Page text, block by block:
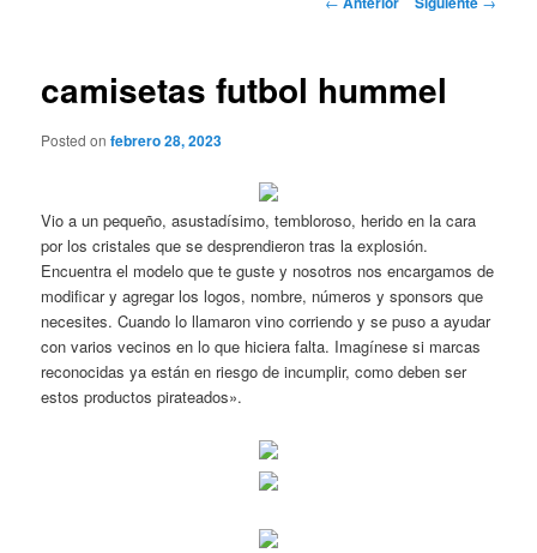
camisetas futbol hummel
Posted onfebrero 28, 2023
Vio a un pequeño, asustadísimo, tembloroso, herido en la cara
por los cristales que se desprendieron tras la explosión.
Encuentra el modelo que te guste y nosotros nos encargamos de
modificar y agregar los logos, nombre, números y sponsors que
necesites. Cuando lo llamaron vino corriendo y se puso a ayudar
con varios vecinos en lo que hiciera falta. Imagínese si marcas
reconocidas ya están en riesgo de incumplir, como deben ser
estos productos pirateados».